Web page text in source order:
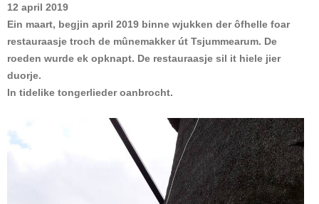
12 april 2019
Ein maart, begjin april 2019 binne wjukken der ôfhelle foar
restauraasje troch de mûnemakker út Tsjummearum. De
roeden wurde ek opknapt. De restauraasje sil it hiele jier
duorje.
In tidelike tongerlieder oanbrocht.